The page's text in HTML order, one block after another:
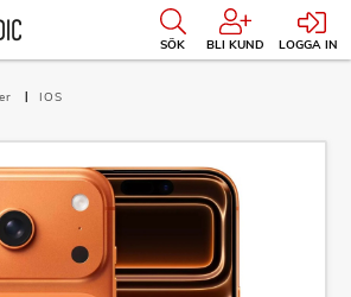
SÖK BLI KUND LOGGA IN
IOS